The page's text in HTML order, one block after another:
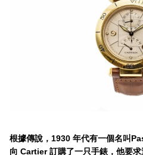
根據傳說，1930 年代有一個名叫
向 Cartier 訂購了一只手錶，他要求